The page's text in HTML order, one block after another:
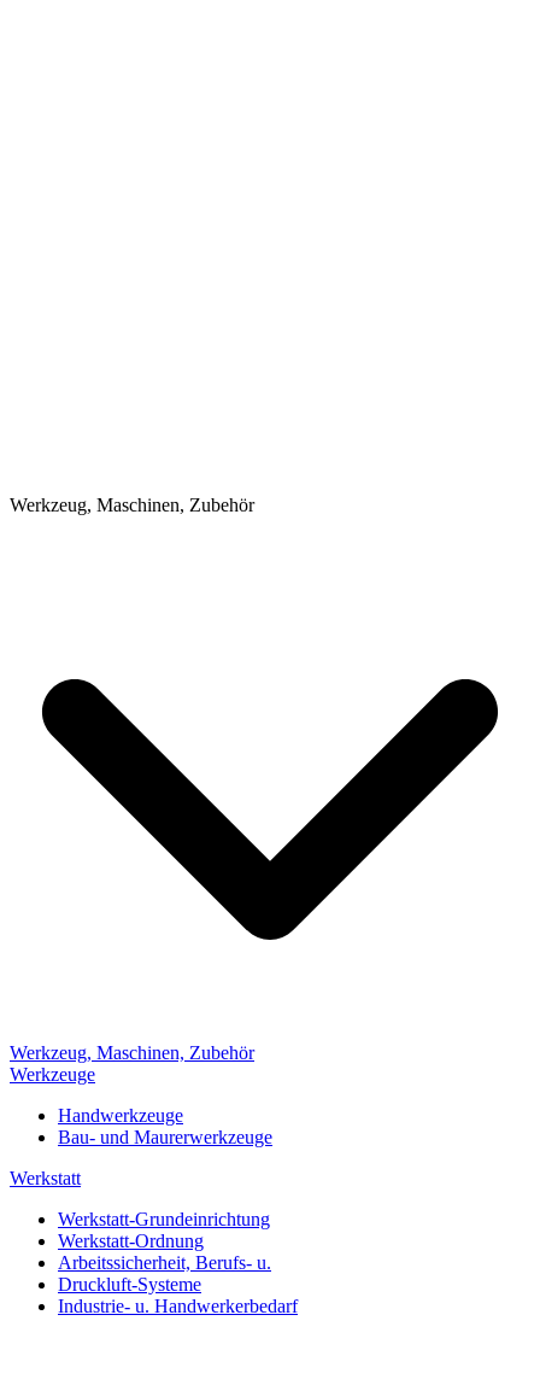
Werkzeug, Maschinen, Zubehör
Werkzeug, Maschinen, Zubehör
Werkzeuge
Handwerkzeuge
Bau- und Maurerwerkzeuge
Werkstatt
Werkstatt-Grundeinrichtung
Werkstatt-Ordnung
Arbeitssicherheit, Berufs- u.
Druckluft-Systeme
Industrie- u. Handwerkerbedarf